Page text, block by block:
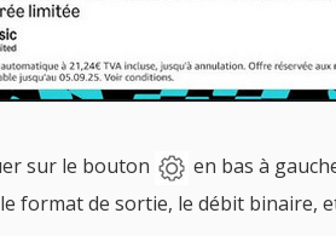
sur le bouton
en bas à
format de sortie, le débit binaire,